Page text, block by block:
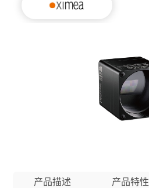
产品描述 产品特性